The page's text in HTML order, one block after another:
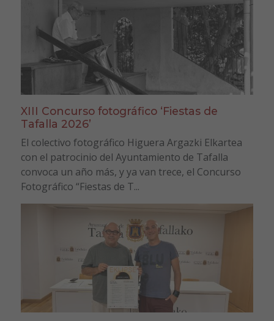
XIII Concurso fotográfico ‘Fiestas de
Tafalla 2026’
El colectivo fotográfico Higuera Argazki Elkartea
con el patrocinio del Ayuntamiento de Tafalla
convoca un año más, y ya van trece, el Concurso
Fotográfico “Fiestas de T...